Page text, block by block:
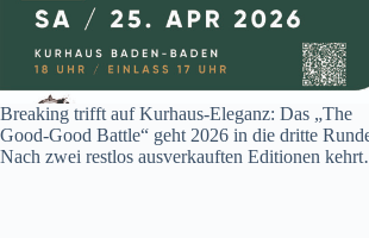
Breaking trifft auf Kurhaus-Eleganz: Das „The
Good-Good Battle“ geht 2026 in die dritte
Nach zwei restlos ausverkauften Editionen